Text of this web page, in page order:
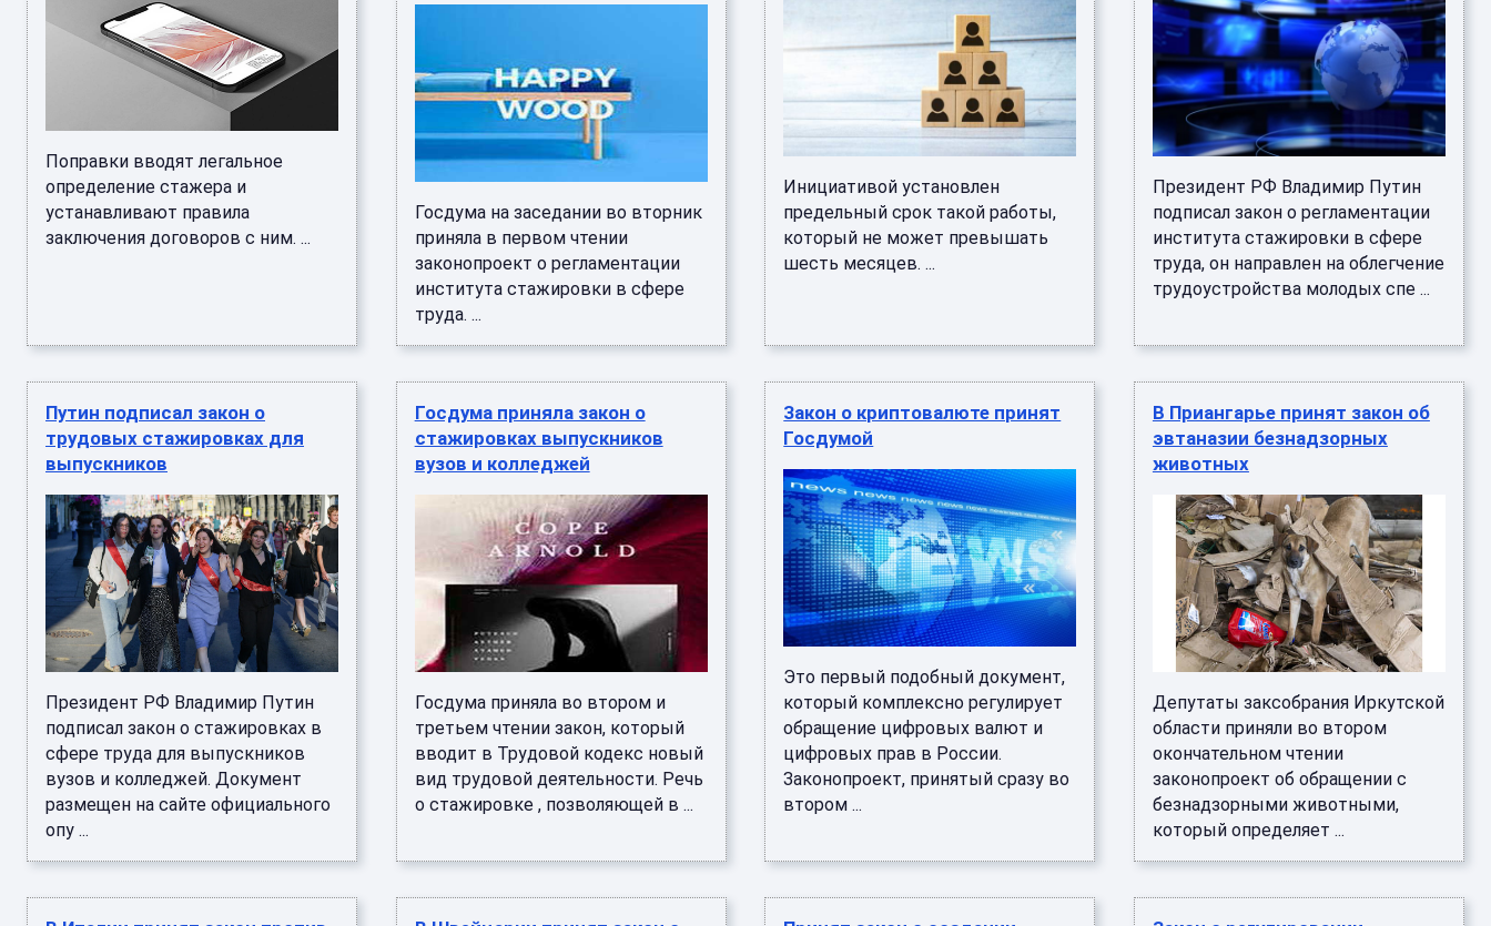
Поправки вводят легальное
определение стажера и
устанавливают правила
заключения договоров с ним. ...
Госдума на заседании во вторник
приняла в первом чтении
законопроект о регламентации
института стажировки в сфере
труда. ...
Инициативой установлен
предельный срок такой работы,
который не может превышать
шесть месяцев. ...
Президент РФ Владимир Путин
подписал закон о регламентации
института стажировки в сфере
труда, он направлен на облегчение
трудоустройства молодых спе ...
Путин подписал закон о
трудовых стажировках для
выпускников
Президент РФ Владимир Путин
подписал закон о стажировках в
сфере труда для выпускников
вузов и колледжей. Документ
размещен на сайте официального
опу ...
Госдума приняла закон о
стажировках выпускников
вузов и колледжей
Госдума приняла во втором и
третьем чтении закон, который
вводит в Трудовой кодекс новый
вид трудовой деятельности. Речь
о стажировке , позволяющей в ...
Закон о криптовалюте принят
Госдумой
Это первый подобный документ,
который комплексно регулирует
обращение цифровых валют и
цифровых прав в России.
Законопроект, принятый сразу во
втором ...
В Приангарье принят закон об
эвтаназии безнадзорных
животных
Депутаты заксобрания Иркутской
области приняли во втором
окончательном чтении
законопроект об обращении с
безнадзорными животными,
который определяет ...